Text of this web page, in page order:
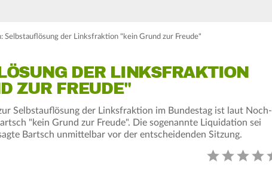
Selbstauflösung der Linksfraktion "kein Grund zur Freude"
DER LINKSFRAKTION
ZUR FREUDE"
Selbstauflösung der Linksfraktion im Bundestag ist laut Noch-
"kein Grund zur Freude". Die sogenannte Liquidation sei
Bartsch unmittelbar vor der entscheidenden Sitzung.